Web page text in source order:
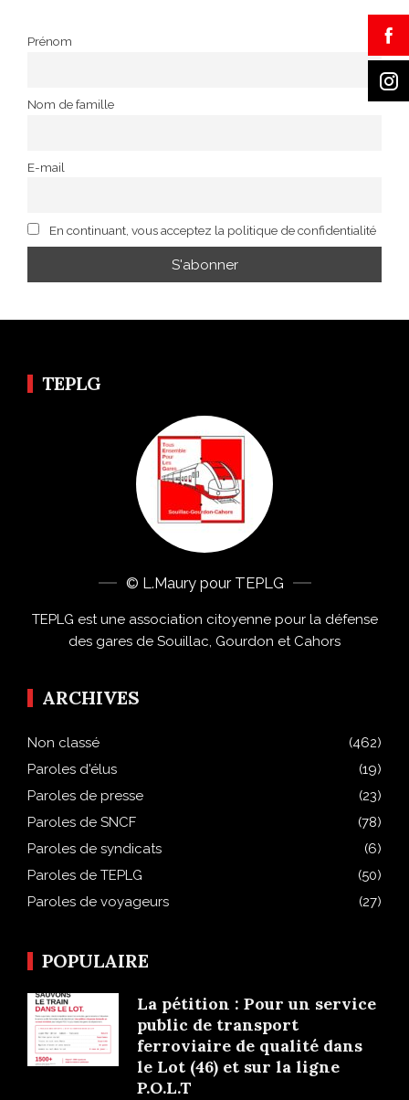
Prénom
Nom de famille
E-mail
En continuant, vous acceptez la politique de confidentialité
TEPLG
© L.Maury pour TEPLG
TEPLG est une association citoyenne pour la défense
des gares de Souillac, Gourdon et Cahors
ARCHIVES
Non classé
(462)
Paroles d'élus
(19)
Paroles de presse
(23)
Paroles de SNCF
(78)
Paroles de syndicats
(6)
Paroles de TEPLG
(50)
Paroles de voyageurs
(27)
POPULAIRE
La pétition : Pour un service
public de transport
ferroviaire de qualité dans
le Lot (46) et sur la ligne
P.O.L.T